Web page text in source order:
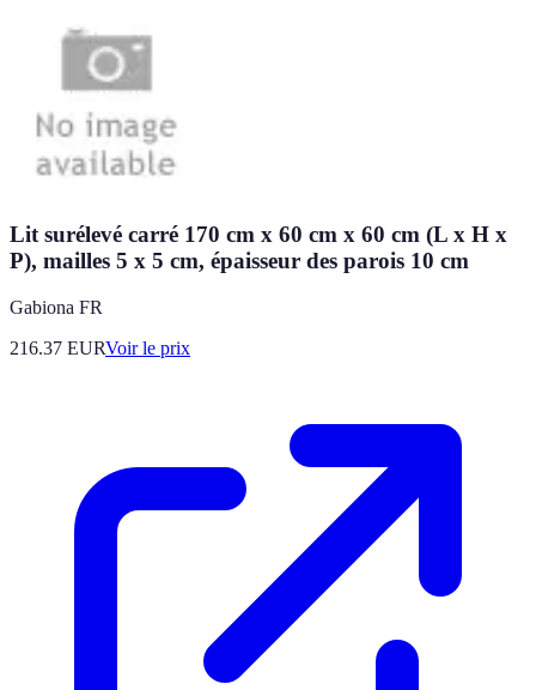
Lit surélevé carré 170 cm x 60 cm x 60 cm (L x H x
P), mailles 5 x 5 cm, épaisseur des parois 10 cm
Gabiona FR
216.37 EURVoir le prix